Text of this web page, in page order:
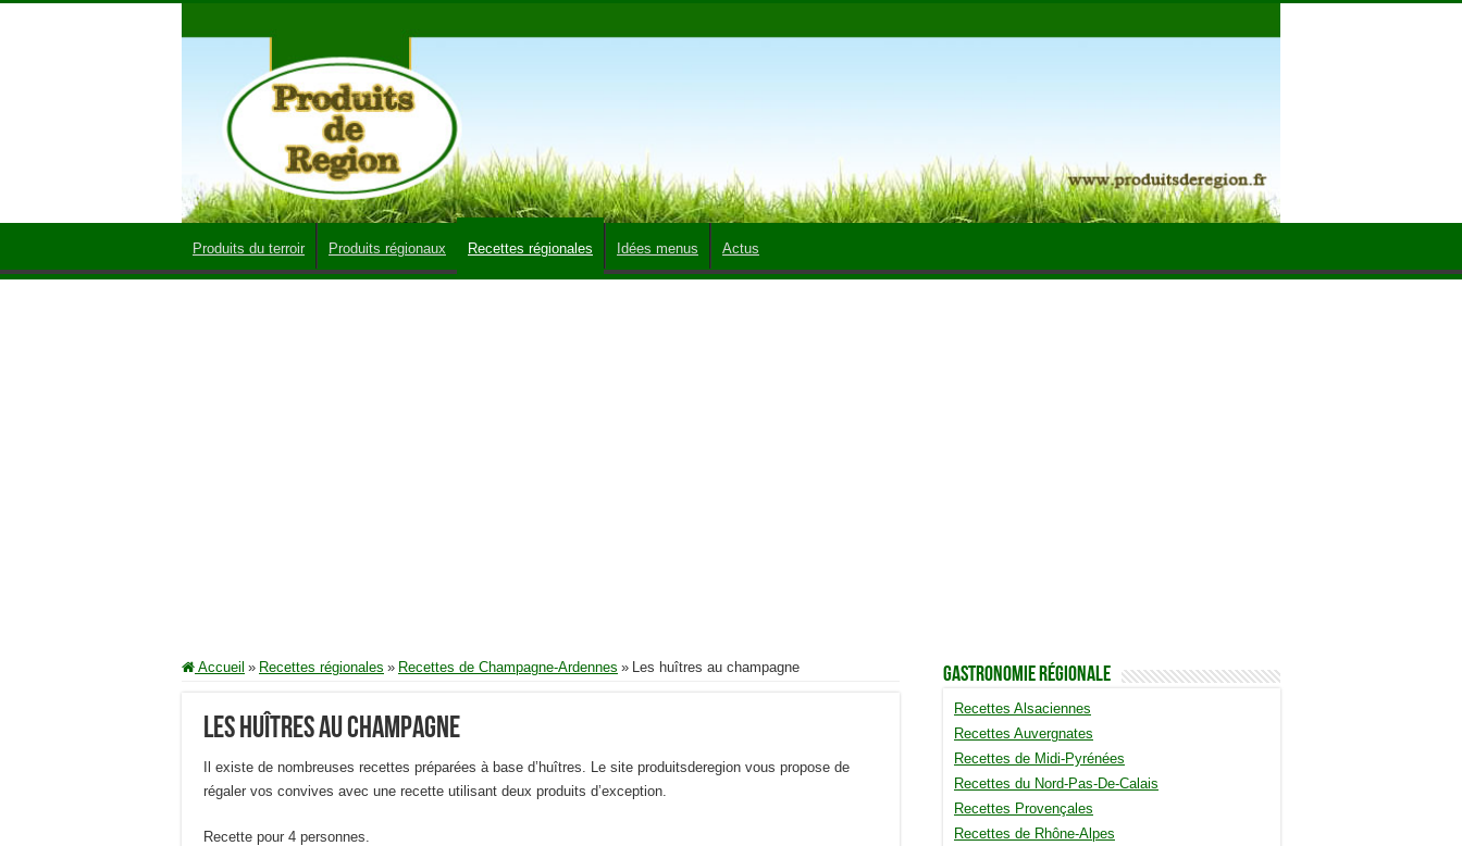
Produits du terroir Produits régionaux Recettes régionales Idées menus Actus
Accueil » Recettes régionales » Recettes de Champagne-Ardennes » Les huîtres au champagne
Les huîtres au champagne
Il existe de nombreuses recettes préparées à base d’huîtres. Le site produitsderegion vous propose de
régaler vos convives avec une recette utilisant deux produits d’exception.
Recette pour 4 personnes.
Gastronomie Régionale
Recettes Alsaciennes
Recettes Auvergnates
Recettes de Midi-Pyrénées
Recettes du Nord-Pas-De-Calais
Recettes Provençales
Recettes de Rhône-Alpes